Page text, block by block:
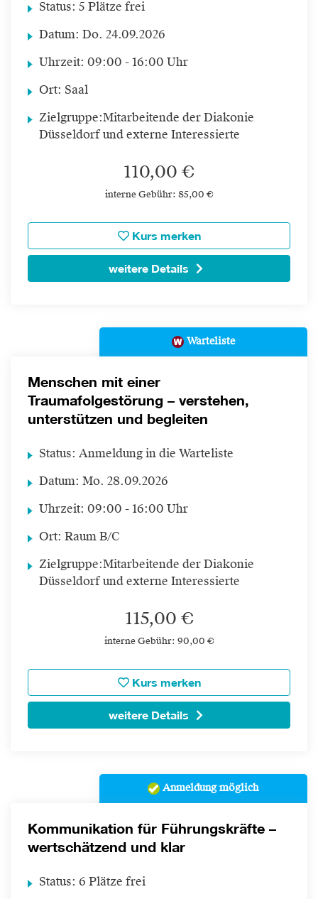
Status: 5 Plätze frei
Datum: Do. 24.09.2026
Uhrzeit: 09:00 - 16:00 Uhr
Ort: Saal
Zielgruppe:Mitarbeitende der Diakonie
Düsseldorf und externe Interessierte
110,00 €
interne Gebühr: 85,00 €
Kurs merken
weitere Details
Warteliste
Menschen mit einer
Traumafolgestörung – verstehen,
unterstützen und begleiten
Status: Anmeldung in die Warteliste
Datum: Mo. 28.09.2026
Uhrzeit: 09:00 - 16:00 Uhr
Ort: Raum B/C
Zielgruppe:Mitarbeitende der Diakonie
Düsseldorf und externe Interessierte
115,00 €
interne Gebühr: 90,00 €
Kurs merken
weitere Details
Anmeldung möglich
Kommunikation für Führungskräfte –
wertschätzend und klar
Status: 6 Plätze frei